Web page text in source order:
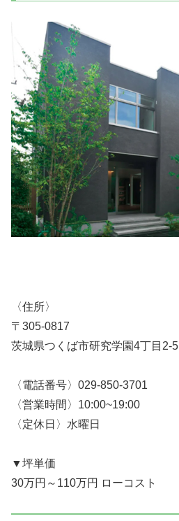
〈住所〉
〒305-0817
茨城県つくば市研究学園4丁目2-5
〈電話番号〉029-850-3701
〈営業時間〉10:00~19:00
〈定休日〉水曜日
▼坪単価
30万円～110万円 ローコスト